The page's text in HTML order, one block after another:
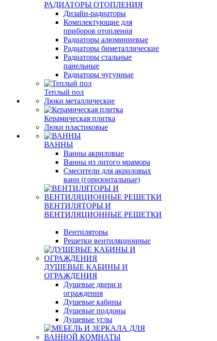
РАДИАТОРЫ ОТОПЛЕНИЯ
Дизайн-радиаторы
Комплектующие для
приборов отопления
Радиаторы алюминиевые
Радиаторы биметаллические
Радиаторы стальные
панельные
Радиаторы чугунные
Теплый пол
Люки металлические
Керамическая плитка
Люки пластиковые
ВАННЫ
Ванны акриловые
Ванны из литого мрамора
Смесители для акриловых
ванн (горизонтальные)
ВЕНТИЛЯТОРЫ И
ВЕНТИЛЯЦИОННЫЕ РЕШЕТКИ
Вентиляторы
Решетки вентиляционные
ДУШЕВЫЕ КАБИНЫ И
ОГРАЖДЕНИЯ
Душевые двери и
ограждения
Душевые кабины
Душевые поддоны
Душевые углы